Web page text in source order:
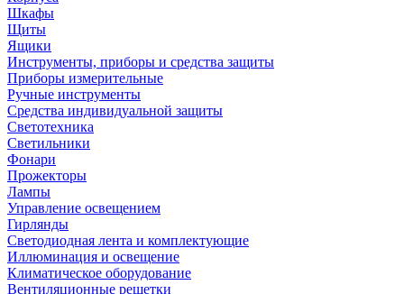
Шкафы
Щиты
Ящики
Инструменты, приборы и средства защиты
Приборы измерительные
Ручные инструменты
Средства индивидуальной защиты
Светотехника
Светильники
Фонари
Прожекторы
Лампы
Управление освещением
Гирлянды
Светодиодная лента и комплектующие
Иллюминация и освещение
Климатическое оборудование
Вентиляционные решетки